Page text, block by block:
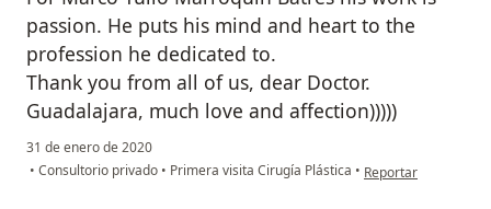
passion. He puts his mind and heart to the
profession he dedicated to.
Thank you from all of us, dear Doctor.
Guadalajara, much love and affection)))))
31 de enero de 2020
• Consultorio privado • Primera visita Cirugía Plástica • en opinión del
Reportar